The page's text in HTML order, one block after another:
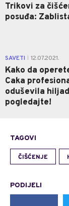
Trikovi za
posuđa:
SAVETI 12.07.2021.
Kako da
Caka
oduševila
pogledajte!
TAGOVI
ČIŠĆENJE
PODIJELI